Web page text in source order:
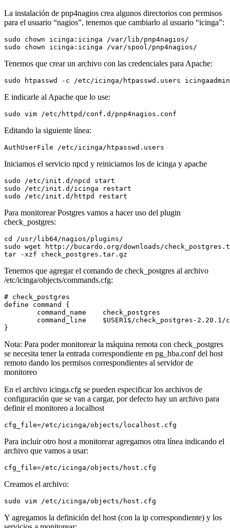
La instalación de pnp4nagios crea algunos directorios con permisos
para el usuario “nagios”, tenemos que cambiarlo al usuario “icinga”:
sudo chown icinga:icinga /var/lib/pnp4nagios/
Tenemos que crear un archivo con las credenciales para Apache:
E indicarle al Apache que lo use:
Editando la siguiente línea:
Iniciamos el servicio npcd y reiniciamos los de icinga y apache
sudo /etc/init.d/npcd start
sudo /etc/init.d/icinga restart
Para monitorear Postgres vamos a hacer uso del plugin
check_postgres:
cd /usr/lib64/nagios/plugins/
sudo wget http://bucardo.org/downloads/
Tenemos que agregar el comando de check_postgres al archivo
/etc/icinga/objects/commands.cfg:
# check_postgres
define command {
        command_name    check_postgres
command_line    $USER1$/check_postgres-
Nota: Para poder monitorear la máquina remota con check_postgres
se necesita tener la entrada correspondiente en pg_hba.conf del host
remoto dando los permisos correspondientes al servidor de
monitoreo
En el archivo icinga.cfg se pueden especificar los archivos de
configuración que se van a cargar, por defecto hay un archivo para
definir el monitoreo a localhost
Para incluir otro host a monitorear agregamos otra línea indicando el
archivo que vamos a usar:
Creamos el archivo:
Y agregamos la definición del host (con la ip correspondiente) y los